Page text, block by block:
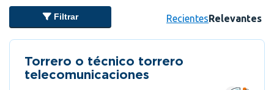
Filtrar RecientesRelevantes
Torrero o técnico torrero
telecomunicaciones